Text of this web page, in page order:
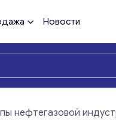
Новости
нефтегазовой